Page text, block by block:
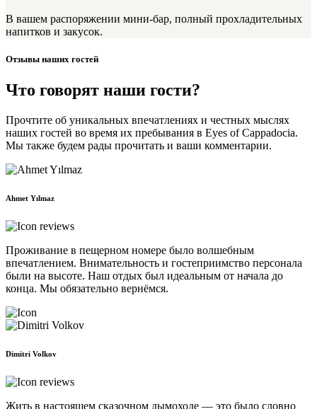
В вашем распоряжении мини-бар, полный прохладительных
напитков и закусок.
Отзывы наших гостей
Что говорят наши гости?
Прочтите об уникальных впечатлениях и честных мыслях
наших гостей во время их пребывания в Eyes of Cappadocia.
Мы также будем рады прочитать и ваши комментарии.
Ahmet Yılmaz
Проживание в пещерном номере было волшебным
впечатлением. Внимательность и гостеприимство персонала
были на высоте. Наш отдых был идеальным от начала до
конца. Мы обязательно вернёмся.
Dimitri Volkov
Жить в настоящем сказочном дымоходе — это было словно